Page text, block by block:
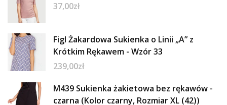
37,00zł
Figl Żakardowa Sukienka o Linii „A” z
Krótkim Rękawem - Wzór 33
239,00zł
M439 Sukienka żakietowa bez rękawów -
czarna (Kolor czarny, Rozmiar XL (42))